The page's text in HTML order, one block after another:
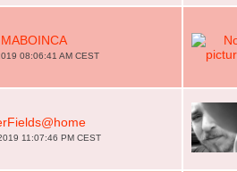
08:06:41 AM CEST
11:07:46 PM CEST